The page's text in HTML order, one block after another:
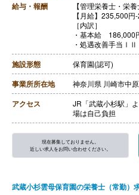
給与・報酬
【管理栄養士・栄
【月給】235,500
［内訳］
・基本給 186,000
・処遇改善手当
・処遇改善手当Ⅲ
・資格手当 20,000
・皆勤手当 5,000
［その他手当］
・住宅手当 条件有
【賞与】年2回（計
【通勤手当】あり
【昇給】あり（1月
施設形態 保育園(認可)
事業所所在地 神奈川県 川崎市中
アクセス
JR「武蔵小杉駅」
場は自己負担
現在募集しておりません。
近しい求人をお問い合わせください。
武蔵小杉雲母保育園の栄養士（常勤）